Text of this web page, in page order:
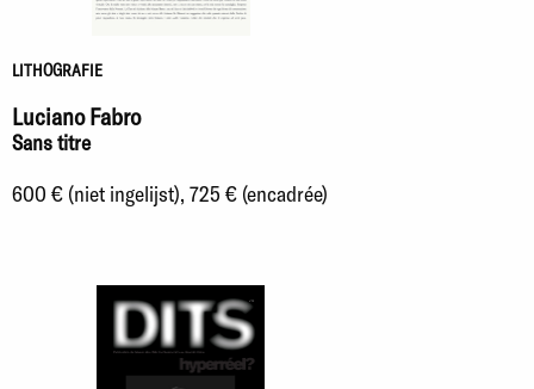
LITHOGRAFIE
Luciano Fabro
Sans titre
600 € (niet ingelijst), 725 € (encadrée)